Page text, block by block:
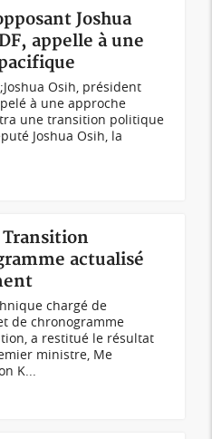
Joshua
appelle à une
Osih, président
à une approche
une transition politique
Joshua Osih, la
Transition
actualisé
chargé de
de chronogramme
a restitué le résultat
ministre, Me
K...